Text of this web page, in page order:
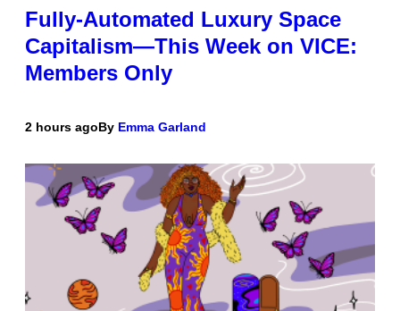
Fully-Automated Luxury Space
Capitalism—This Week on VICE:
Members Only
2 hours agoBy Emma Garland